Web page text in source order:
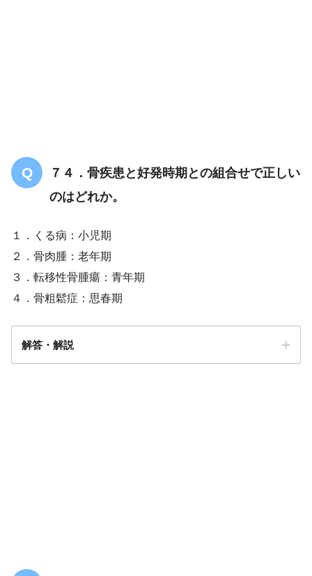
７４．骨疾患と好発時期との組合せで正しい
のはどれか。
１．くる病：小児期
２．骨肉腫：老年期
３．転移性骨腫瘍：青年期
４．骨粗鬆症：思春期
解答・解説